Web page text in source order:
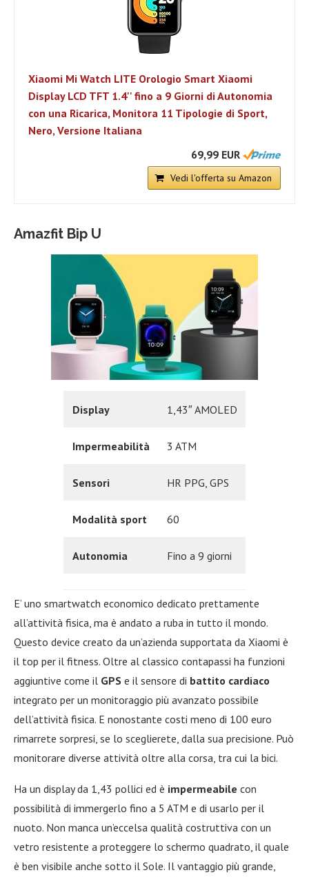
Xiaomi Mi Watch LITE Orologio Smart Xiaomi
Display LCD TFT 1.4'' fino a 9 Giorni di Autonomia
con una Ricarica, Monitora 11 Tipologie di Sport,
Nero, Versione Italiana
69,99 EUR
Vedi l'offerta su Amazon
Amazfit Bip U
Display 1,43″ AMOLED
Impermeabilità 3 ATM
Sensori HR PPG, GPS
Modalità sport 60
Autonomia Fino a 9 giorni
E’ uno smartwatch economico dedicato prettamente
all’attività fisica, ma è andato a ruba in tutto il mondo.
Questo device creato da un’azienda supportata da Xiaomi è
il top per il fitness. Oltre al classico contapassi ha funzioni
aggiuntive come il GPS e il sensore di battito cardiaco
integrato per un monitoraggio più avanzato possibile
dell’attività fisica. E nonostante costi meno di 100 euro
rimarrete sorpresi, se lo sceglierete, dalla sua precisione. Può
monitorare diverse attività oltre alla corsa, tra cui la bici.
Ha un display da 1,43 pollici ed è impermeabile con
possibilità di immergerlo fino a 5 ATM e di usarlo per il
nuoto. Non manca un’eccelsa qualità costruttiva con un
vetro resistente a proteggere lo schermo quadrato, il quale
è ben visibile anche sotto il Sole. Il vantaggio più grande,